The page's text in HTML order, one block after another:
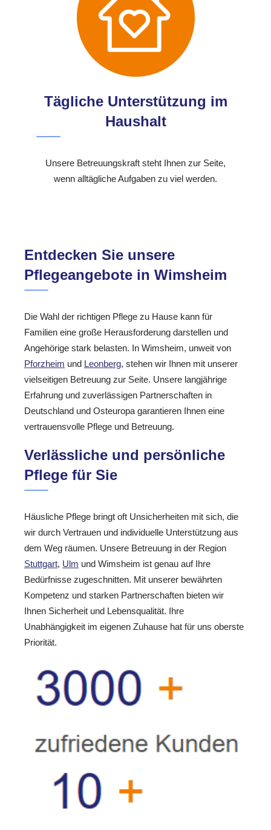
Tägliche Unterstützung im
Haushalt
Unsere Betreuungskraft steht Ihnen zur Seite,
wenn alltägliche Aufgaben zu viel werden.
Entdecken Sie unsere
Pflegeangebote in Wimsheim
Die Wahl der richtigen Pflege zu Hause kann für
Familien eine große Herausforderung darstellen und
Angehörige stark belasten. In Wimsheim, unweit von
Pforzheim und Leonberg, stehen wir Ihnen mit unserer
vielseitigen Betreuung zur Seite. Unsere langjährige
Erfahrung und zuverlässigen Partnerschaften in
Deutschland und Osteuropa garantieren Ihnen eine
vertrauensvolle Pflege und Betreuung.
Verlässliche und persönliche
Pflege für Sie
Häusliche Pflege bringt oft Unsicherheiten mit sich, die
wir durch Vertrauen und individuelle Unterstützung aus
dem Weg räumen. Unsere Betreuung in der Region
Stuttgart, Ulm und Wimsheim ist genau auf Ihre
Bedürfnisse zugeschnitten. Mit unserer bewährten
Kompetenz und starken Partnerschaften bieten wir
Ihnen Sicherheit und Lebensqualität. Ihre
Unabhängigkeit im eigenen Zuhause hat für uns oberste
Priorität.